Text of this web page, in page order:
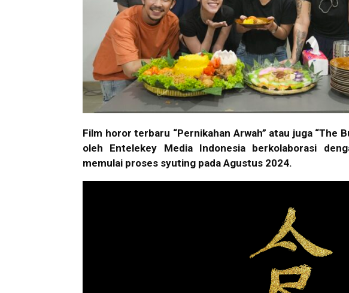
Film horor terbaru “Pernikahan Arwah” atau juga “The
oleh Entelekey Media Indonesia berkolaborasi
memulai proses syuting pada Agustus 2024.